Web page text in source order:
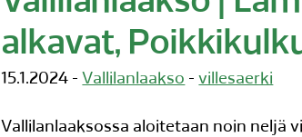
alkavat,
15.1.2024 - Vallilanlaakso -villesaerki
Vallilanlaaksossa aloitetaan noin